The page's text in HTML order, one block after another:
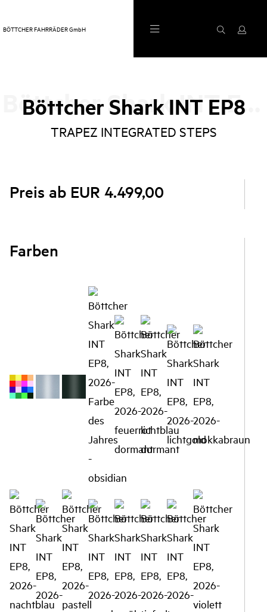
BÖTTCHER FAHRRÄDER GmbH
Böttcher Shark INT EP8
TRAPEZ INTEGRATED STEPS
Preis ab EUR 4.499,00
Farben
Böttcher Shark INT EP8